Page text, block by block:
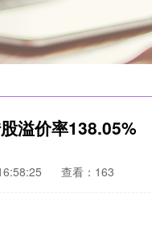
溢价率138.05%
查看：163